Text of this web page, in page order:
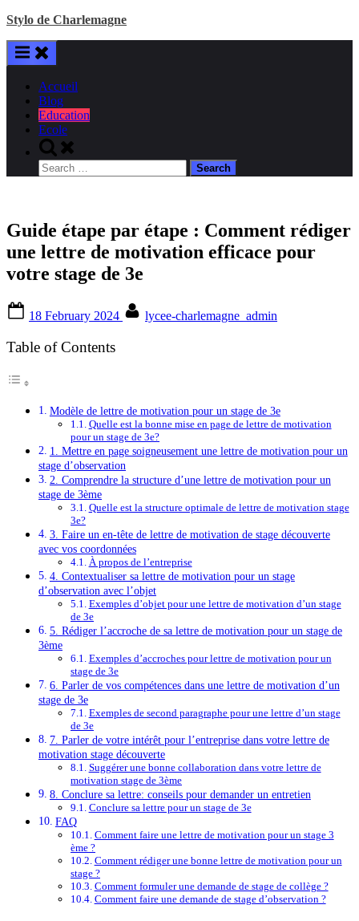
Skip
content
Stylo de Charlemagne
Accueil
Blog
Education
Ecole
Toggle
search
form
Search
for:
Guide étape par étape : Comment rédiger
une lettre de motivation efficace pour
votre stage de 3e
on
18 February 2024 lycee-charlemagne_admin
Table of Contents
Modèle de lettre de motivation pour un stage de 3e
Quelle est la bonne mise en page de lettre de motivation
pour un stage de 3e?
1. Mettre en page soigneusement une lettre de motivation pour un
stage d’observation
2. Comprendre la structure d’une lettre de motivation pour un
stage de 3ème
Quelle est la structure optimale de lettre de motivation stage
3e?
3. Faire un en-tête de lettre de motivation de stage découverte
avec vos coordonnées
À propos de l’entreprise
4. Contextualiser sa lettre de motivation pour un stage
d’observation avec l’objet
Exemples d’objet pour une lettre de motivation d’un stage
de 3e
5. Rédiger l’accroche de sa lettre de motivation pour un stage de
3ème
Exemples d’accroches pour lettre de motivation pour un
stage de 3e
6. Parler de vos compétences dans une lettre de motivation d’un
stage de 3e
Exemples de second paragraphe pour une lettre d’un stage
de 3e
7. Parler de votre intérêt pour l’entreprise dans votre lettre de
motivation stage découverte
Suggérer une bonne collaboration dans votre lettre de
motivation stage de 3ème
8. Conclure sa lettre: conseils pour demander un entretien
Conclure sa lettre pour un stage de 3e
FAQ
Comment faire une lettre de motivation pour un stage 3
ème ?
Comment rédiger une bonne lettre de motivation pour un
stage ?
Comment formuler une demande de stage de collège ?
Comment faire une demande de stage d’observation ?